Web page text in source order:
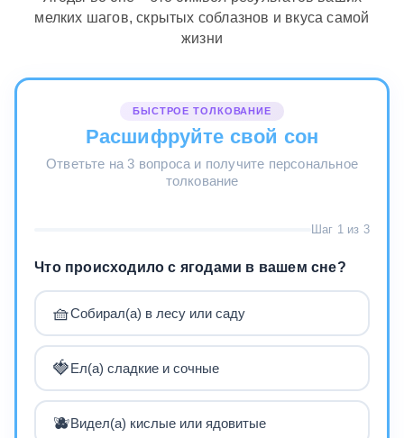
мелких шагов, скрытых соблазнов и вкуса самой
жизни
БЫСТРОЕ ТОЛКОВАНИЕ
Расшифруйте свой сон
Ответьте на 3 вопроса и получите персональное
толкование
Шаг 1 из 3
Что происходило с ягодами в вашем сне?
🧺Собирал(а) в лесу или саду
🍓Ел(а) сладкие и сочные
🫐Видел(а) кислые или ядовитые